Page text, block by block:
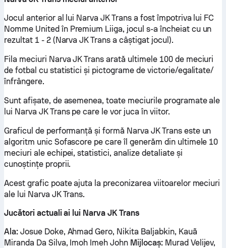
Jocul anterior al lui Narva JK Trans a fost împotriva lui FC
Nomme United în Premium Liiga, jocul s-a încheiat cu un
rezultat 1 - 2 (Narva JK Trans a câștigat jocul).
Fila meciuri Narva JK Trans arată ultimele 100 de meciuri
de fotbal cu statistici și pictograme de victorie/egalitate/
înfrângere.
Sunt afișate, de asemenea, toate meciurile programate ale
lui Narva JK Trans pe care le vor juca în viitor.
Graficul de performanță și formă Narva JK Trans este un
algoritm unic Sofascore pe care îl generăm din ultimele 10
meciuri ale echipei, statistici, analize detaliate și
cunoștințe proprii.
Acest grafic poate ajuta la preconizarea viitoarelor meciuri
ale lui Narva JK Trans.
Jucători actuali ai lui Narva JK Trans
Ala:Josue Doke, Ahmad Gero, Nikita Baljabkin, Kauã
Miranda Da Silva, Imoh Imeh John Mijlocaș:Murad Velijev,